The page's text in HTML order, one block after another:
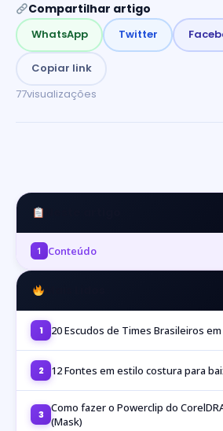
Compartilhar artigo
WhatsApp Twitter
Copiar link
77visualizações
1 Conteúdo
1 20 Escudos de Times Brasileiros
2 12 Fontes em estilo costura para
3 Como fazer o Powerclip do
(Mask)